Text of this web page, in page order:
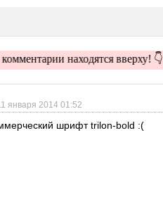
находятся вверху! 👇
января 2014 01:52
шрифт trilon-bold :(